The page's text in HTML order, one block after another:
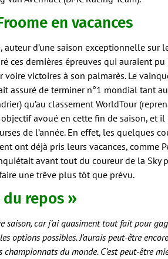
en vacances
auteur d’une saison exceptionnelle sur
ces dernières épreuves qui auraient
voire victoires à son palmarès. Le
assuré de terminer n°1 mondial tant
qu’au classement WorldTour
objectif avoué en cette fin de saison, et
de l’année. En effet, les quelques
ont déjà pris leurs vacances, comme
avant tout du coureur de la
une trêve plus tôt que prévu.
du repos »
saison, car j’ai quasiment tout fait pour
options possibles. J’aurais peut-être
championnats du monde. C’est peut-être